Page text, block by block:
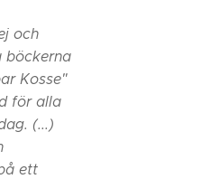
och
böckerna
Kosse"
för alla
(...)
ett